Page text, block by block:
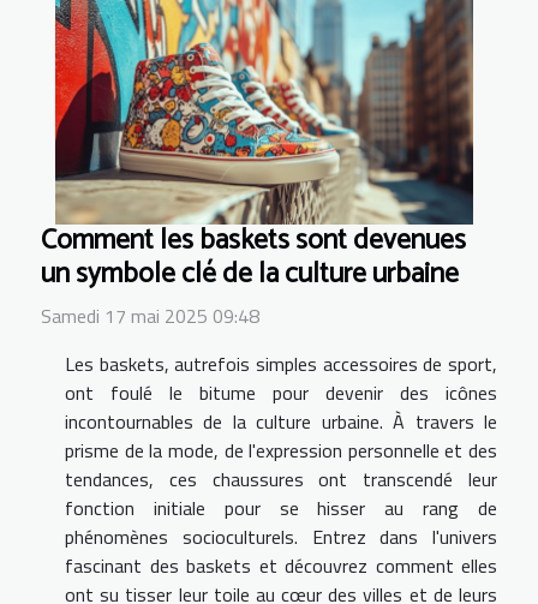
Comment les baskets sont devenues
un symbole clé de la culture urbaine
Samedi 17 mai 2025 09:48
Les baskets, autrefois simples accessoires de sport,
ont foulé le bitume pour devenir des icônes
incontournables de la culture urbaine. À travers le
prisme de la mode, de l'expression personnelle et des
tendances, ces chaussures ont transcendé leur
fonction initiale pour se hisser au rang de
phénomènes socioculturels. Entrez dans l'univers
fascinant des baskets et découvrez comment elles
ont su tisser leur toile au cœur des villes et de leurs